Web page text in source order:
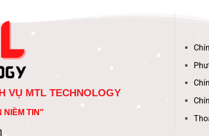
VỤ MTL TECHNOLOGY
NIỀM TIN"